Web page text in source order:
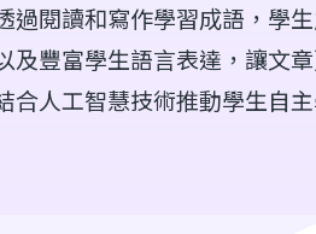
過閱讀和寫作學習成語，學
及豐富學生語言表達，讓文
合人工智慧技術推動學生自